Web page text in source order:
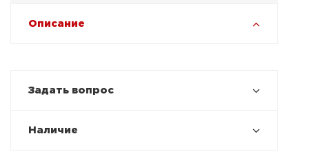
Описание
Задать вопрос
Наличие